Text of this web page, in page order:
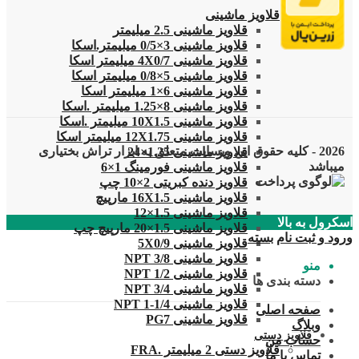
قلاویز ماشینی
قلاویز ماشینی 2.5 میلیمتر
قلاویز ماشینی 3×0/5 میلیمتر.اسکا
قلاویز ماشینی 4X0/7 میلیمتر اسکا
قلاویز ماشینی 5×0/8 میلیمتر اسکا
قلاویز ماشینی 6×1 میلیمتر اسکا
قلاویز ماشینی 8×1.25 میلیمتر .اسکا
قلاویز ماشینی 10X1.5 میلیمتر .اسکا
قلاویز ماشینی 12X1.75 میلیمتر اسکا
قلاویز ماشینی 1.25×24
قلاویز ماشینی فورمینگ 1×6
قلاویز دنده کبریتی 2×10 چپ
قلاویز ماشینی 16X1.5 مارپیچ
قلاویز ماشینی 1.5×12
قلاویز ماشینی 1.5×20 مارپیچ چپ
قلاویز ماشینی 5X0/9
قلاویز ماشینی 3/8 NPT
قلاویز ماشینی 1/2 NPT
قلاویز ماشینی 3/4 NPT
قلاویز ماشینی 1/4-1 NPT
قلاویز ماشینی PG7
قلاویز دستی
قلاویز دستی 2 میلیمتر .FRA
2026 - کلیه حقوق این وبسایت متعلق به ابزار تراش بختیاری
میباشد
اسکرول به بالا
ورود و ثبت نام بسته
منو
دسته بندی ها
صفحه اصلی
وبلاگ
حساب من
تماس با ما